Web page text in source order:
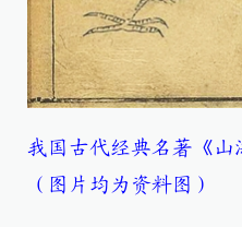
我国古代经典名著《山
（图片均为资料图）